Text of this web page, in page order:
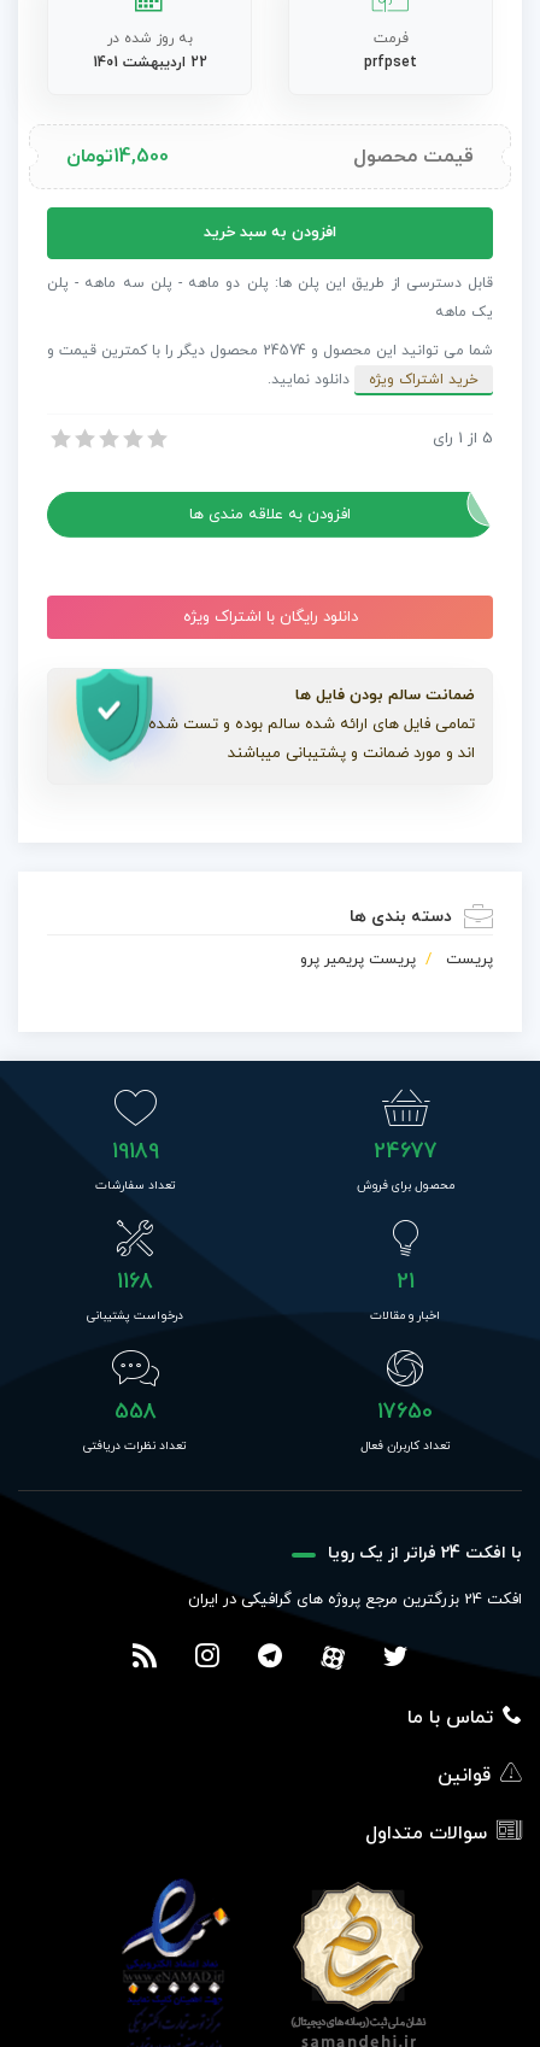
فرمت
prfpset
به روز شده در
22 اردیبهشت 1401
قیمت محصول 14,500تومان
65
افکت
ماشین
تحریر
Titles
افزودن به سبد خرید
قابل دسترسی از طریق این پلن ها: پلن دو ماهه - پلن سه ماهه - پلن
یک ماهه
شما می توانید این محصول و 24574 محصول دیگر را با کمترین قیمت و
خرید اشتراک ویژه
دانلود نمایید.
پریست پریمیر 65 افکت متنی ماشین تحریر Typewriter Titles
5 از 1 رای
افزودن به علاقه مندی ها
دانلود رایگان با اشتراک ویژه
ضمانت سالم بودن فایل ها
تمامی فایل های ارائه شده سالم بوده و تست شده
اند و مورد ضمانت و پشتیبانی میباشند
دسته بندی ها
پریست پریست پریمیر پرو
24677
محصول برای فروش
19189
تعداد سفارشات
21
اخبار و مقالات
1168
درخواست پشتیبانی
17650
تعداد کاربران فعال
558
تعداد نظرات دریافتی
با افکت 24 فراتر از یک رویا
افکت 24 بزرگترین مرجع پروژه های گرافیکی در ایران
تماس با ما
قوانین
سوالات متداول